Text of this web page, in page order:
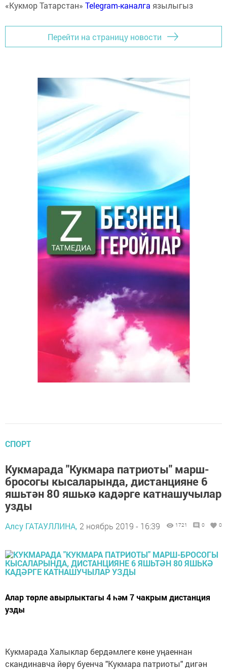
«Кукмор Татарстан» Telegram-каналга язылыгыз
Перейти на страницу новости
СПОРТ
Кукмарада "Кукмара патриоты" марш-
бросогы кысаларында, дистанцияне 6
яшьтән 80 яшькә кадәрге катнашучылар
узды
Алсу ГАТАУЛЛИНА, 2 ноябрь 2019 - 16:39 1721 0 0
Алар төрле авырлыктагы 4 һәм 7 чакрым дистанция
узды
Кукмарада Халыклар бердәмлеге көне уңаеннан
скандинавча йөрү буенча "Кукмара патриоты" дигән